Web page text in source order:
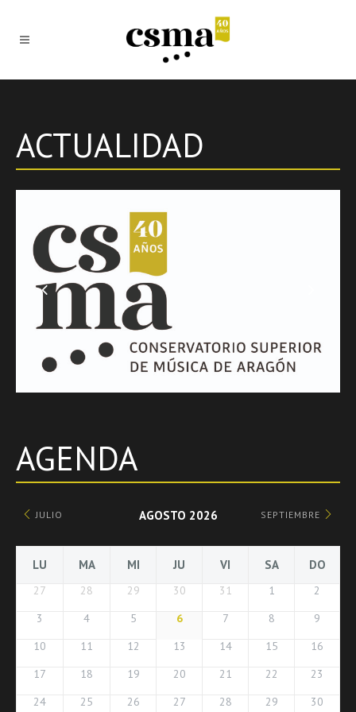
ACTUALIDAD
AGENDA
JULIO AGOSTO 2026 SEPTIEMBRE
LU MA MI JU VI SA DO
27 28 29 30 31 1
2
3
4 5 6 7 8
9
10
11 12 13 14 15
16
17
18 19 20 21 22
23
24
25 26 27 28 29
30